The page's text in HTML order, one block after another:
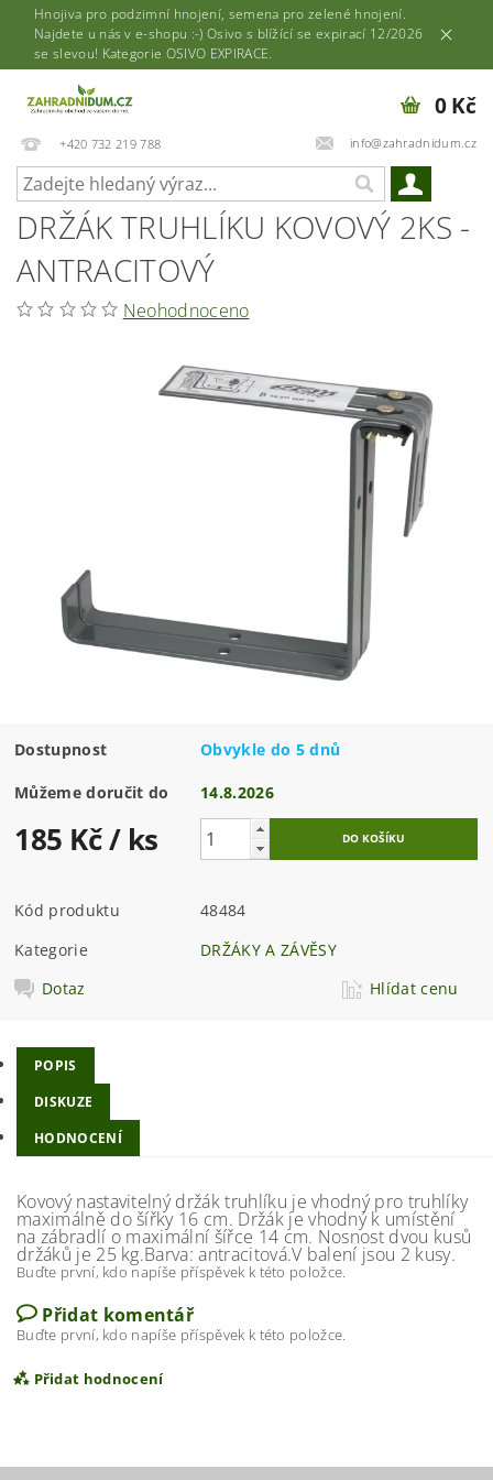
Hnojiva pro podzimní hnojení, semena pro zelené hnojení.
Najdete u nás v e-shopu :-) Osivo s blížící se expirací 12/2026
se slevou! Kategorie OSIVO EXPIRACE.
+420 732 219 788 info@zahradnidum.cz
0 Kč
DRŽÁK TRUHLÍKU KOVOVÝ 2KS -
ANTRACITOVÝ
Neohodnoceno
Dostupnost Obvykle do 5 dnů
Můžeme doručit do 14.8.2026
185 Kč/ ks
Kód produktu
48484
Kategorie
DRŽÁKY A ZÁVĚSY
Dotaz
Hlídat cenu
POPIS
DISKUZE
HODNOCENÍ
Kovový nastavitelný držák truhlíku je vhodný pro truhlíky
maximálně do šířky 16 cm. Držák je vhodný k umístění
na zábradlí o maximální šířce 14 cm. Nosnost dvou kusů
držáků je 25 kg.Barva: antracitová.V balení jsou 2 kusy.
Buďte první, kdo napíše příspěvek k této položce.
Přidat komentář
Buďte první, kdo napíše příspěvek k této položce.
Přidat hodnocení